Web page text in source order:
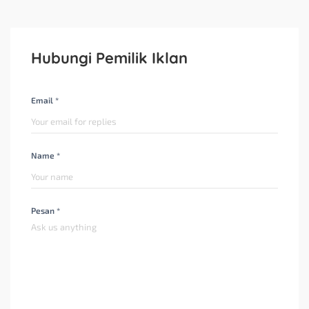
Hubungi Pemilik Iklan
Email *
Name *
Pesan *